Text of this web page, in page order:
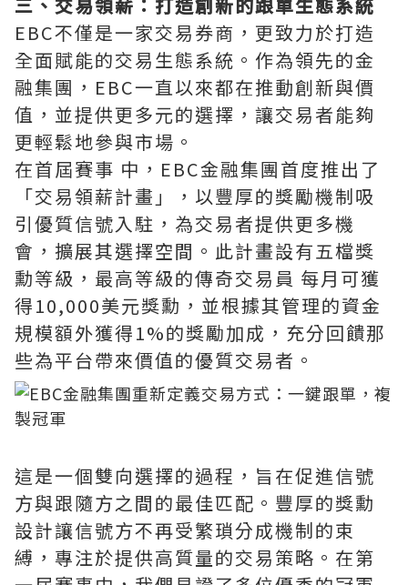
EBC不僅是一家交易券商，更致力於打造
全面賦能的交易生態系統。作為領先的金
融集團，EBC一直以來都在推動創新與價
值，並提供更多元的選擇，讓交易者能夠
更輕鬆地參與市場。
在首屆賽事 中，EBC金融集團首度推出了
「交易領薪計畫」，以豐厚的獎勵機制吸
引優質信號入駐，為交易者提供更多機
會，擴展其選擇空間。此計畫設有五檔獎
勳等級，最高等級的傳奇交易員 每月可獲
得10,000美元獎勳，並根據其管理的資金
規模額外獲得1%的獎勵加成，充分回饋那
些為平台帶來價值的優質交易者。
這是一個雙向選擇的過程，旨在促進信號
方與跟隨方之間的最佳匹配。豐厚的獎勳
設計讓信號方不再受繁瑣分成機制的束
縛，專注於提供高質量的交易策略。在第